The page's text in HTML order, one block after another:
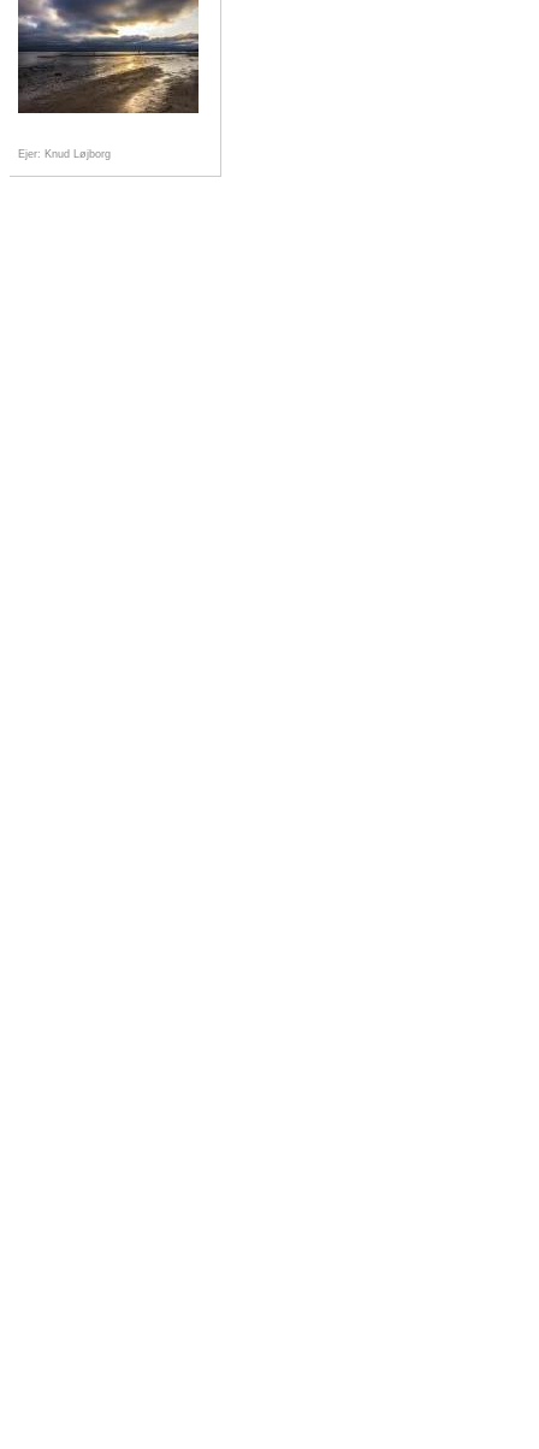
Ejer: Knud Løjborg